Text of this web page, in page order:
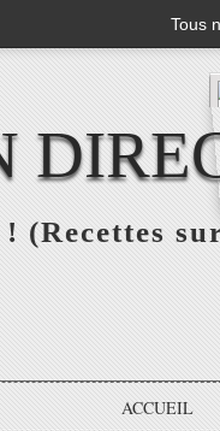
Tous
(Recettes
ACCUEIL